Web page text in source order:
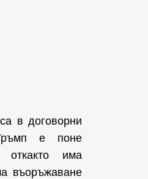
в договорни
е поне
откакто има
въоръжаване